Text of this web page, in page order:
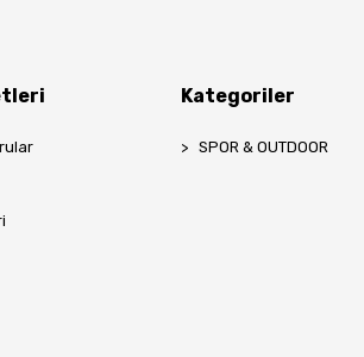
Kategoriler
SPOR & OUTDOOR